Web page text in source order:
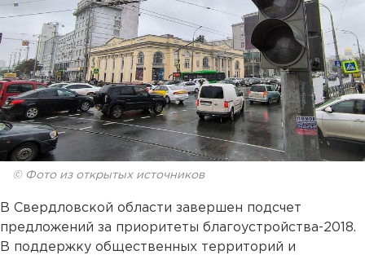
© Фото из открытых источников
В Свердловской области завершен подсчет
предложений за приоритеты благоустройства-2018.
В поддержку общественных территорий и